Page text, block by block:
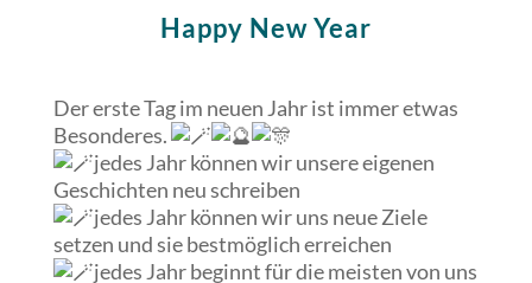
Happy New Year
Der erste Tag im neuen Jahr ist immer etwas
Besonderes.
jedes Jahr können wir unsere eigenen
Geschichten neu schreiben
jedes Jahr können wir uns neue Ziele
setzen und sie bestmöglich erreichen
jedes Jahr beginnt für die meisten von uns